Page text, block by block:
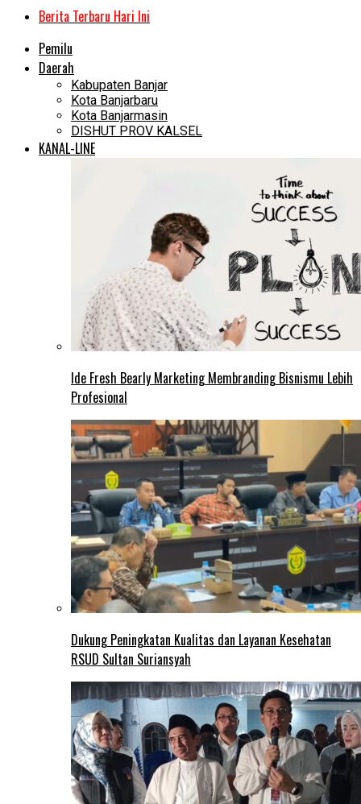
Berita Terbaru Hari Ini
Pemilu
Daerah
Kabupaten Banjar
Kota Banjarbaru
Kota Banjarmasin
DISHUT PROV KALSEL
KANAL-LINE
Ide Fresh Bearly Marketing Membranding Bisnismu Lebih
Profesional
Dukung Peningkatan Kualitas dan Layanan Kesehatan
RSUD Sultan Suriansyah